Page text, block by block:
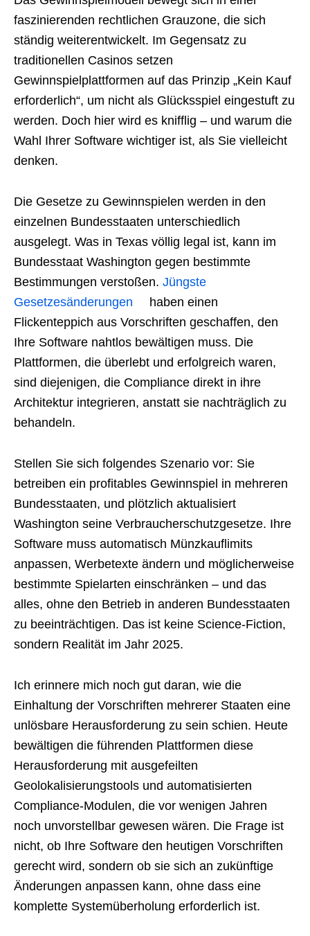
faszinierenden rechtlichen Grauzone, die sich
ständig weiterentwickelt. Im Gegensatz zu
traditionellen Casinos setzen
Gewinnspielplattformen auf das Prinzip „Kein Kauf
erforderlich“, um nicht als Glücksspiel eingestuft zu
werden. Doch hier wird es knifflig – und warum die
Wahl Ihrer Software wichtiger ist, als Sie vielleicht
denken.
Die Gesetze zu Gewinnspielen werden in den
einzelnen Bundesstaaten unterschiedlich
ausgelegt. Was in Texas völlig legal ist, kann im
Bundesstaat Washington gegen bestimmte
Bestimmungen verstoßen. Jüngste
Gesetzesänderungen
haben einen
Flickenteppich aus Vorschriften geschaffen, den
Ihre Software nahtlos bewältigen muss. Die
Plattformen, die überlebt und erfolgreich waren,
sind diejenigen, die Compliance direkt in ihre
Architektur integrieren, anstatt sie nachträglich zu
behandeln.
Stellen Sie sich folgendes Szenario vor: Sie
betreiben ein profitables Gewinnspiel in mehreren
Bundesstaaten, und plötzlich aktualisiert
Washington seine Verbraucherschutzgesetze. Ihre
Software muss automatisch Münzkauflimits
anpassen, Werbetexte ändern und möglicherweise
bestimmte Spielarten einschränken – und das
alles, ohne den Betrieb in anderen Bundesstaaten
zu beeinträchtigen. Das ist keine Science-Fiction,
sondern Realität im Jahr 2025.
Ich erinnere mich noch gut daran, wie die
Einhaltung der Vorschriften mehrerer Staaten eine
unlösbare Herausforderung zu sein schien. Heute
bewältigen die führenden Plattformen diese
Herausforderung mit ausgefeilten
Geolokalisierungstools und automatisierten
Compliance-Modulen, die vor wenigen Jahren
noch unvorstellbar gewesen wären. Die Frage ist
nicht, ob Ihre Software den heutigen Vorschriften
gerecht wird, sondern ob sie sich an zukünftige
Änderungen anpassen kann, ohne dass eine
komplette Systemüberholung erforderlich ist.